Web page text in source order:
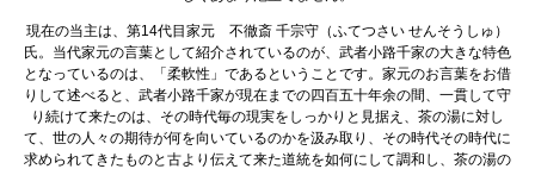
現在の当主は、第14代目家元 不徹斎 千宗守（ふてつさい せんそうしゅ）
氏。当代家元の言葉として紹介されているのが、武者小路千家の大きな特色
となっているのは、「柔軟性」であるということです。家元のお言葉をお借
りして述べると、武者小路千家が現在までの四百五十年余の間、一貫して守
り続けて来たのは、その時代毎の現実をしっかりと見据え、茶の湯に対し
て、世の人々の期待が何を向いているのかを汲み取り、その時代その時代に
求められてきたものと古より伝えて来た道統を如何にして調和し、茶の湯の